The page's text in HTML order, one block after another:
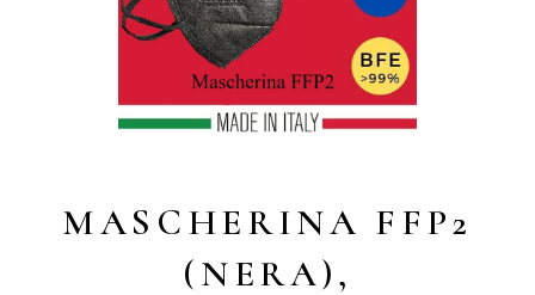
MASCHERINA FFP2
(NERA),